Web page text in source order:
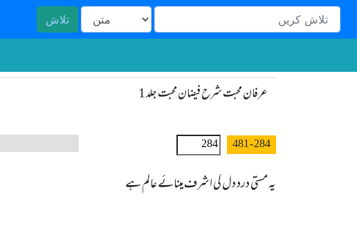
تلاش
عرفان محبت شرح فیضان محبت جلد 1
284
- 481
یہ مستی درد دل کی اشرف مینائے عالم ہے